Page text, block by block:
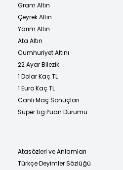
Gram Altın
Çeyrek Altın
Yarım Altın
Ata Altın
Cumhuriyet Altını
22 Ayar Bilezik
1 Dolar Kaç TL
1 Euro Kaç TL
Canlı Maç Sonuçları
Süper Lig Puan Durumu
Atasözleri ve Anlamları
Türkçe Deyimler Sözlüğü